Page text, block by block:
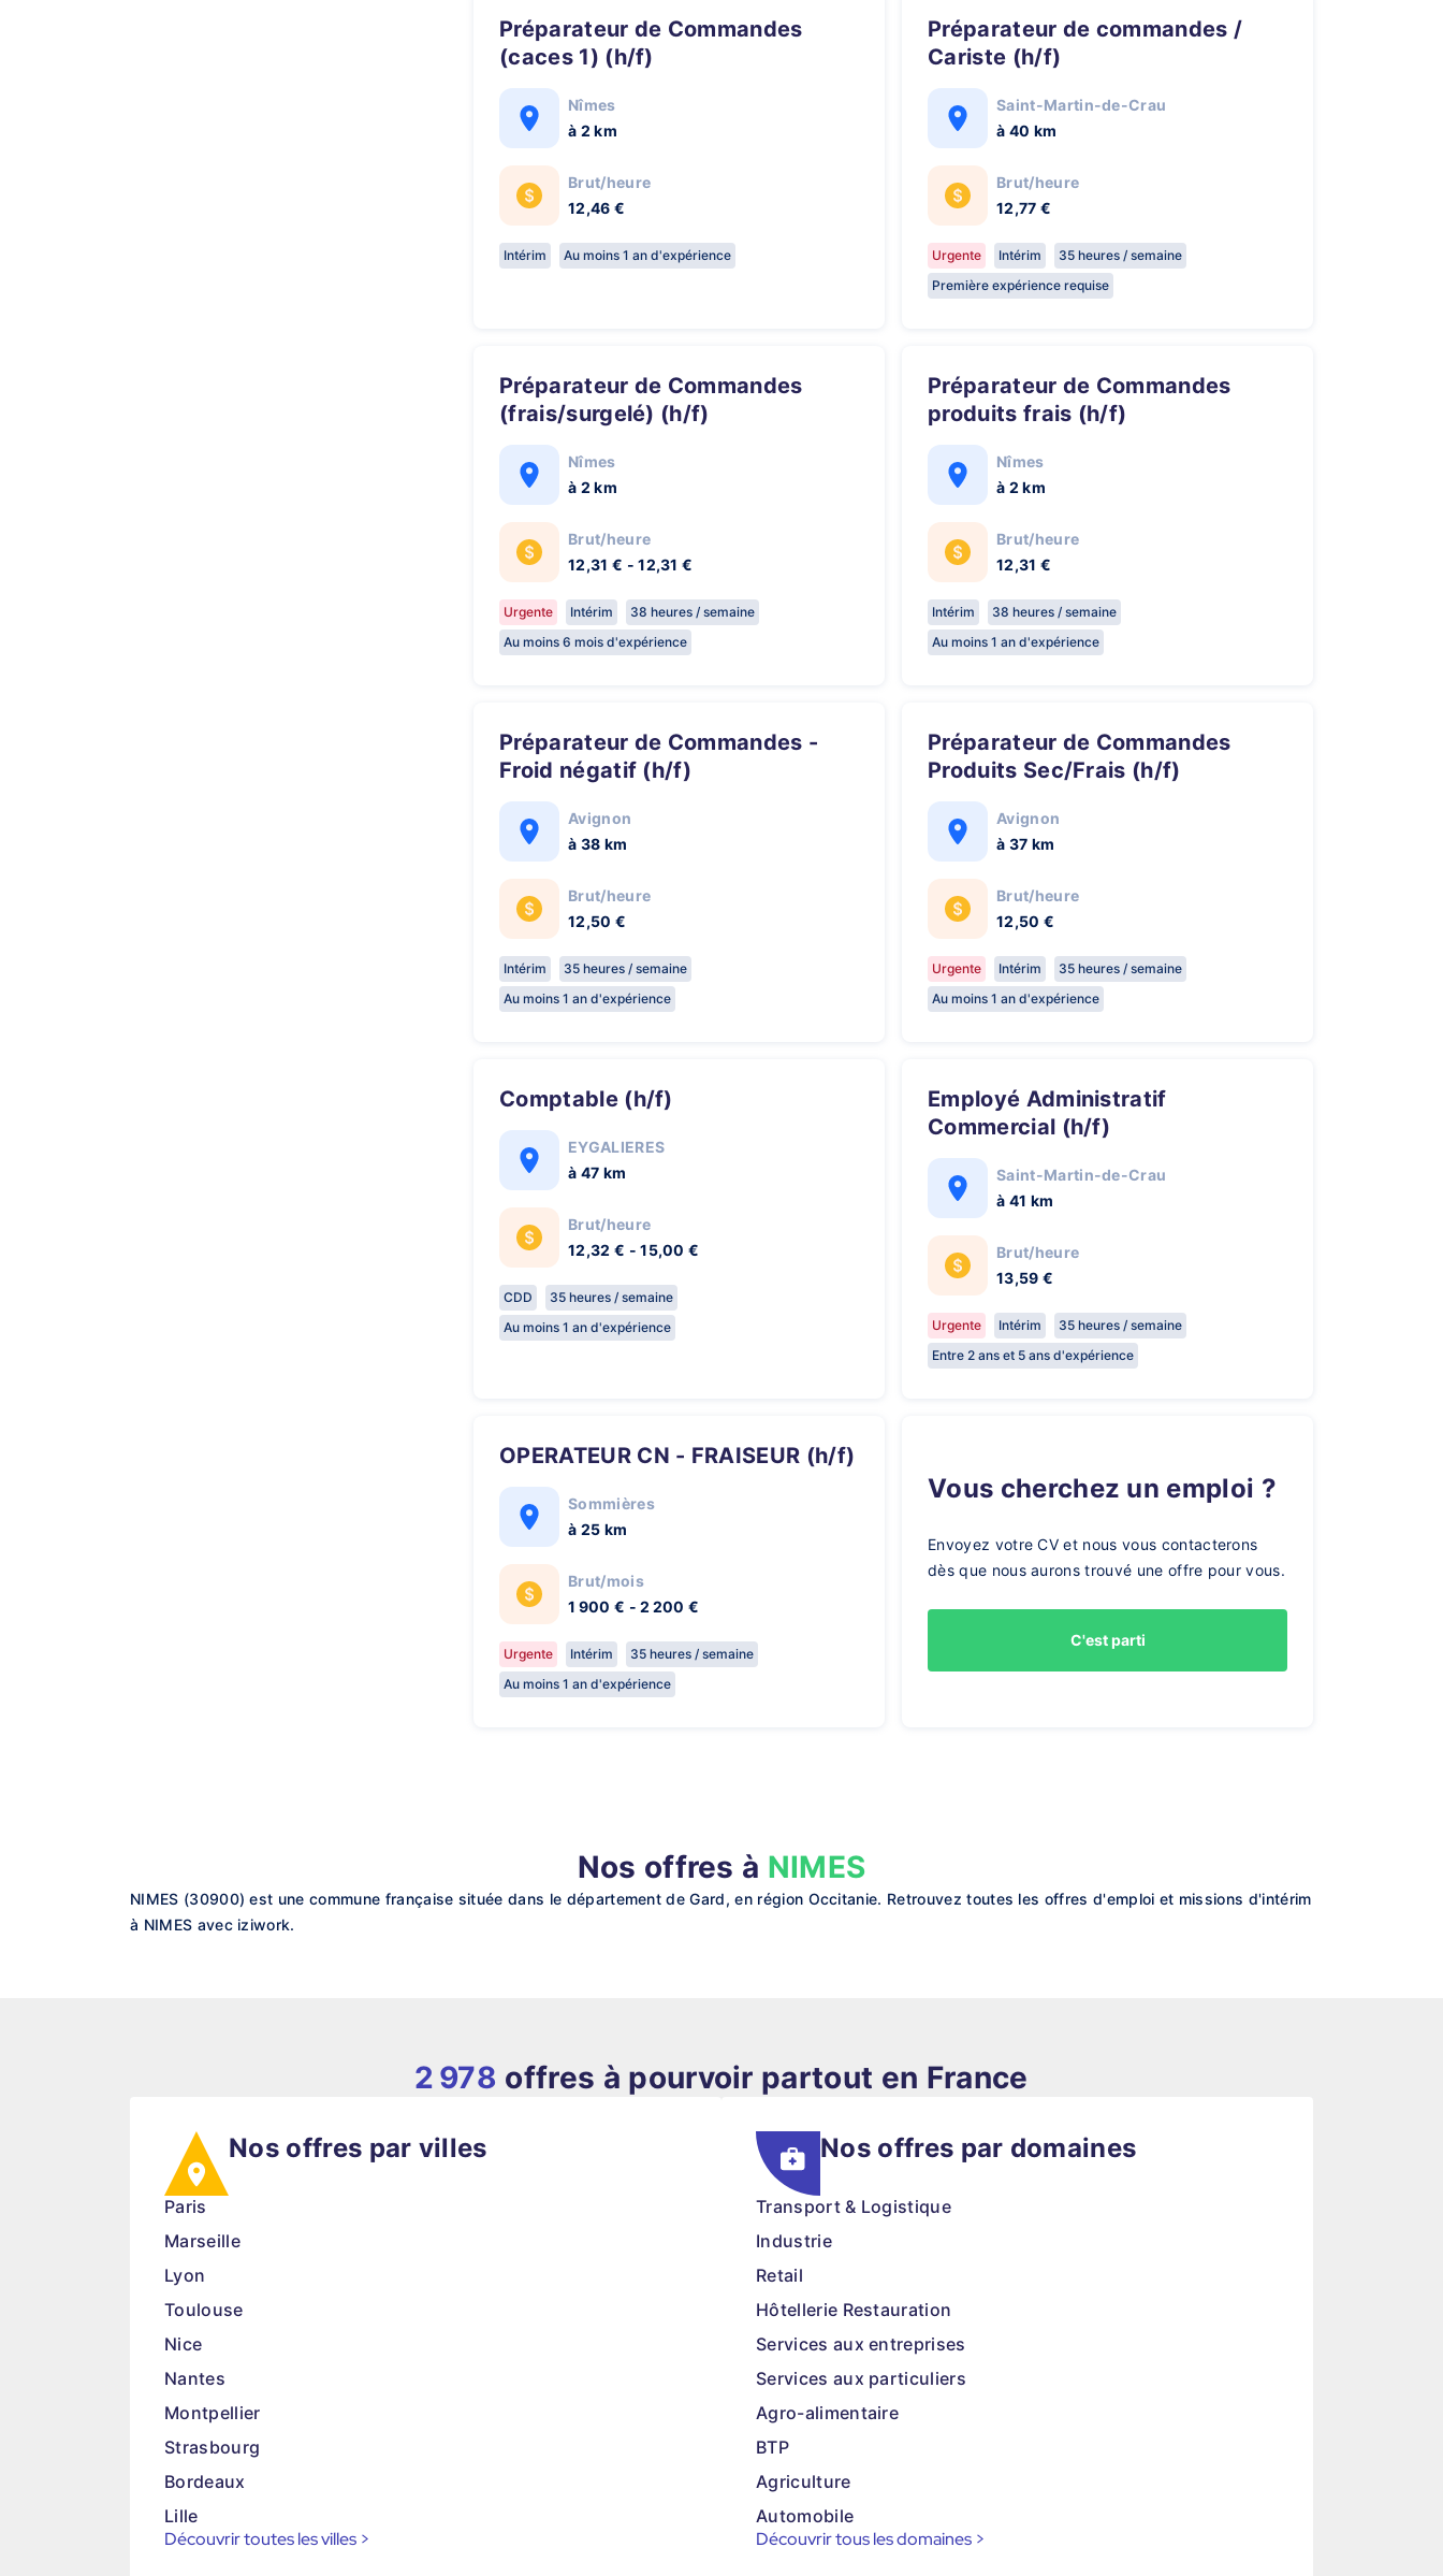
Préparateur de Commandes
(caces 1) (h/f)
Nîmes
à 2 km
Brut/heure
12,46 €
Intérim Au moins 1 an d'expérience
Préparateur de commandes /
Cariste (h/f)
Saint-Martin-de-Crau
à 40 km
Brut/heure
12,77 €
Urgente Intérim
35 heures / semaine
Première expérience requise
Préparateur de Commandes
(frais/surgelé) (h/f)
Nîmes
à 2 km
Brut/heure
12,31 € - 12,31 €
Urgente Intérim
38 heures / semaine
Au moins 6 mois d'expérience
Préparateur de Commandes
produits frais (h/f)
Nîmes
à 2 km
Brut/heure
12,31 €
Intérim
38 heures / semaine
Au moins 1 an d'expérience
Préparateur de Commandes -
Froid négatif (h/f)
Avignon
à 38 km
Brut/heure
12,50 €
Intérim
35 heures / semaine
Au moins 1 an d'expérience
Préparateur de Commandes
Produits Sec/Frais (h/f)
Avignon
à 37 km
Brut/heure
12,50 €
Urgente Intérim
35 heures / semaine
Au moins 1 an d'expérience
Comptable (h/f)
EYGALIERES
à 47 km
Brut/heure
12,32 € - 15,00 €
CDD
35 heures / semaine
Au moins 1 an d'expérience
Employé Administratif
Commercial (h/f)
Saint-Martin-de-Crau
à 41 km
Brut/heure
13,59 €
Urgente Intérim
35 heures / semaine
Entre 2 ans et 5 ans d'expérience
OPERATEUR CN - FRAISEUR (h/f)
Sommières
à 25 km
Brut/mois
1 900 € - 2 200 €
Urgente Intérim
35 heures / semaine
Au moins 1 an d'expérience
Vous cherchez un emploi ?
Envoyez votre CV et nous vous contacterons
dès que nous aurons trouvé une offre pour vous.
C'est parti
Nos offres à NIMES
NIMES (30900) est une commune française située dans le département de Gard, en région Occitanie. Retrouvez toutes les offres d'emploi et missions d'intérim
à NIMES avec iziwork.
2 978 offres à pourvoir partout en France
Nos offres par villes
Paris
Marseille
Lyon
Toulouse
Nice
Nantes
Montpellier
Strasbourg
Bordeaux
Lille
Découvrir toutes les villes >
Nos offres par domaines
Transport & Logistique
Industrie
Retail
Hôtellerie Restauration
Services aux entreprises
Services aux particuliers
Agro-alimentaire
BTP
Agriculture
Automobile
Découvrir tous les domaines >